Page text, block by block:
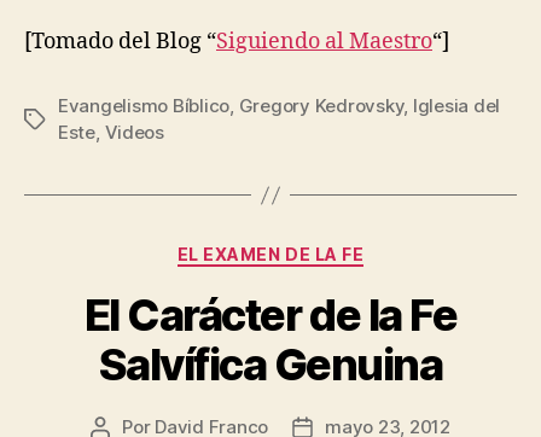
[Tomado del Blog “Siguiendo al Maestro“]
Etiquetas
Evangelismo Bíblico, Gregory Kedrovsky, Iglesia del
Este, Videos
Categorías
EL EXAMEN DE LA FE
El Carácter de la Fe
Salvífica Genuina
Autor
Por David Franco
Fechamayo 23, 2012